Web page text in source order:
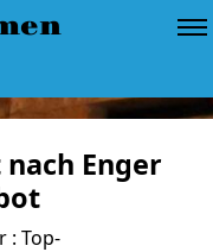
Enger
: Top-